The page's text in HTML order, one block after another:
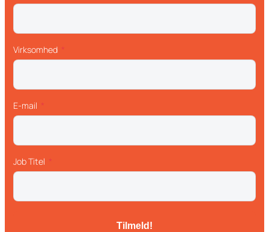
Virksomhed
E-mail
Job Titel
Tilmeld!